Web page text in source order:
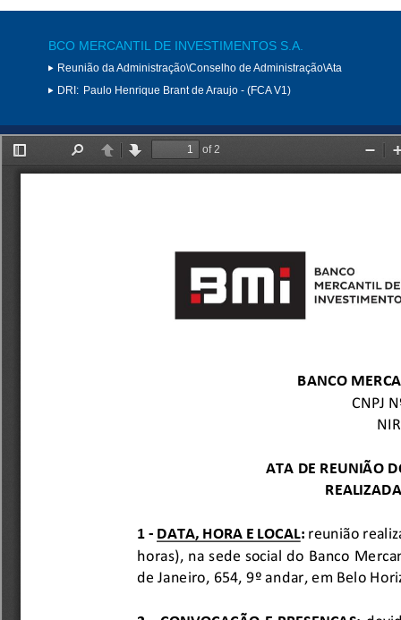
BCO MERCANTIL DE INVESTIMENTOS S.A.
Reunião da Administração\Conselho de Administração\Ata
DRI: Paulo Henrique Brant de Araujo - (FCA V1)